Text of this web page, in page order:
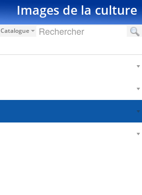
Images de la culture
Catalogue